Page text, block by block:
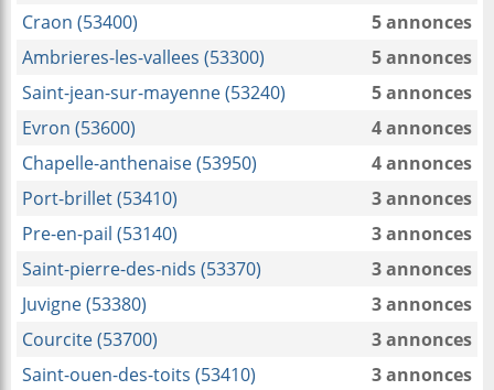
Craon (53400)
5 annonces
Ambrieres-les-vallees (53300)
5 annonces
Saint-jean-sur-mayenne (53240)
5 annonces
Evron (53600)
4 annonces
Chapelle-anthenaise (53950)
4 annonces
Port-brillet (53410)
3 annonces
Pre-en-pail (53140)
3 annonces
Saint-pierre-des-nids (53370)
3 annonces
Juvigne (53380)
3 annonces
Courcite (53700)
3 annonces
Saint-ouen-des-toits (53410)
3 annonces